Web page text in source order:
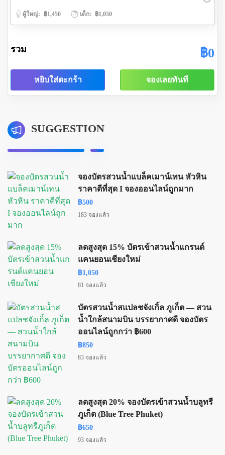
ผู้ใหญ่: ฿1,450 เด็ก: ฿1,050
รวม ฿0
หยิบใส่ตะกร้า จองเลยทันที
SUGGESTION
จองบัตรสวนน้ำแบล็คเมาน์เทน หัวหิน
ราคาดีที่สุด I จองออนไลน์ถูกมาก
฿500
183 จองแล้ว
ลดสูงสุด 15% บัตรเข้าสวนน้ำแกรนด์
แคนยอนเชียงใหม่
฿1,050
81 จองแล้ว
บัตรสวนน้ำสแปลชจังเกิ้ล ภูเก็ต — สวน
น้ำใกล้สนามบิน บรรยากาศดี จองบัตร
ออนไลน์ถูกกว่า ฿600
฿850
83 จองแล้ว
ลดสูงสุด 20% จองบัตรเข้าสวนน้ำบลูทรี
ภูเก็ต (Blue Tree Phuket)
฿650
93 จองแล้ว